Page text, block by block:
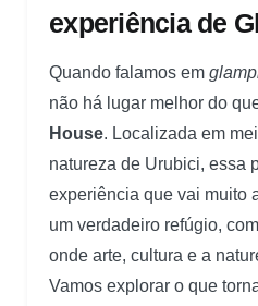
experiência de
Quando falamos em
não há lugar melhor do
House. Localizada em
natureza de Urubici, essa
experiência que vai muito
um verdadeiro refúgio,
onde arte, cultura e a
Vamos explorar o que